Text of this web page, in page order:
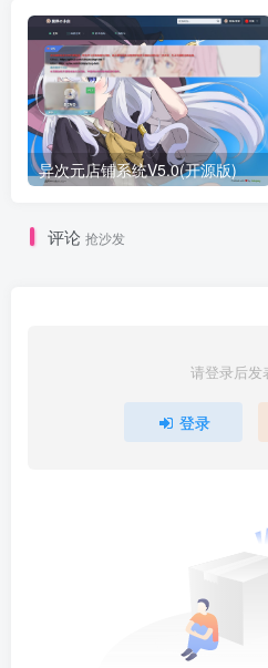
异次元店铺系统V5.0(开源版)
评论 抢沙发
请登录后发
登录